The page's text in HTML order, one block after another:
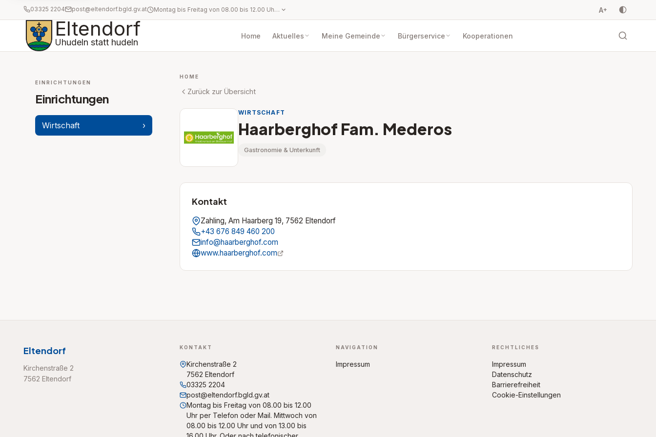
03325 2204 post@eltendorf.bgld.gv.at Montag bis Freitag von 08.00 bis 12.00 Uhr per Telefon oder Mail. Mittwoch von 08.00 bis 12.00 Uhr und von 13.00 bis 16.00 Uhr. Oder nach telefonischer Voranmeldung! A+
Eltendorf
Uhudeln statt hudeln
Home Aktuelles Meine Gemeinde Bürgerservice Kooperationen
EINRICHTUNGEN
Einrichtungen
Wirtschaft ›
HOME
Zurück zur Übersicht
WIRTSCHAFT
Haarberghof Fam. Mederos
Gastronomie & Unterkunft
Kontakt
Zahling, Am Haarberg 19, 7562 Eltendorf
+43 676 849 460 200
info@haarberghof.com
www.haarberghof.com
Eltendorf
Kirchenstraße 2
7562 Eltendorf
KONTAKT
Kirchenstraße 2
7562 Eltendorf
03325 2204
post@eltendorf.bgld.gv.at
Montag bis Freitag von 08.00 bis 12.00
Uhr per Telefon oder Mail. Mittwoch von
08.00 bis 12.00 Uhr und von 13.00 bis
NAVIGATION
Impressum
RECHTLICHES
Impressum
Datenschutz
Barrierefreiheit
Cookie-Einstellungen